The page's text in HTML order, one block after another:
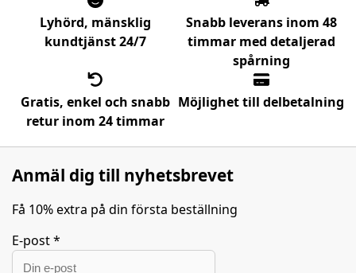
Lyhörd, mänsklig
kundtjänst 24/7
Snabb leverans inom 48
timmar med detaljerad
spårning
Gratis, enkel och snabb
retur inom 24 timmar
Möjlighet till delbetalning
Anmäl dig till nyhetsbrevet
Få 10% extra på din första beställning
E-post*